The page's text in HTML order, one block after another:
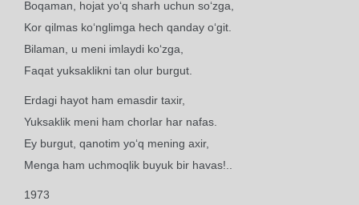
Boqaman, hojat yo‘q sharh uchun so‘zga,
Kor qilmas ko‘nglimga hech qanday o‘git.
Bilaman, u meni imlaydi ko‘zga,
Faqat yuksaklikni tan olur burgut.
Erdagi hayot ham emasdir taxir,
Yuksaklik meni ham chorlar har nafas.
Ey burgut, qanotim yo‘q mening axir,
Menga ham uchmoqlik buyuk bir havas!..
1973